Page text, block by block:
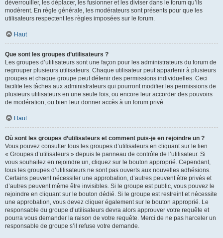
déverrouiller, les déplacer, les fusionner et les diviser dans le forum qu’ils
modèrent. En règle générale, les modérateurs sont présents pour que les
utilisateurs respectent les règles imposées sur le forum.
Haut
Que sont les groupes d’utilisateurs ?
Les groupes d’utilisateurs sont une façon pour les administrateurs du forum de
regrouper plusieurs utilisateurs. Chaque utilisateur peut appartenir à plusieurs
groupes et chaque groupe peut détenir des permissions individuelles. Ceci
facilite les tâches aux administrateurs qui pourront modifier les permissions de
plusieurs utilisateurs en une seule fois, ou encore leur accorder des pouvoirs
de modération, ou bien leur donner accès à un forum privé.
Haut
Où sont les groupes d’utilisateurs et comment puis-je en rejoindre un ?
Vous pouvez consulter tous les groupes d’utilisateurs en cliquant sur le lien
« Groupes d’utilisateurs » depuis le panneau de contrôle de l’utilisateur. Si
vous souhaitez en rejoindre un, cliquez sur le bouton approprié. Cependant,
tous les groupes d’utilisateurs ne sont pas ouverts aux nouvelles adhésions.
Certains peuvent nécessiter une approbation, d’autres peuvent être privés et
d’autres peuvent même être invisibles. Si le groupe est public, vous pouvez le
rejoindre en cliquant sur le bouton dédié. Si le groupe est restreint et nécessite
une approbation, vous devez cliquer également sur le bouton approprié. Le
responsable du groupe d’utilisateurs devra alors approuver votre requête et
pourra vous demander la raison de votre requête. Merci de ne pas harceler un
responsable de groupe s’il refuse votre demande.